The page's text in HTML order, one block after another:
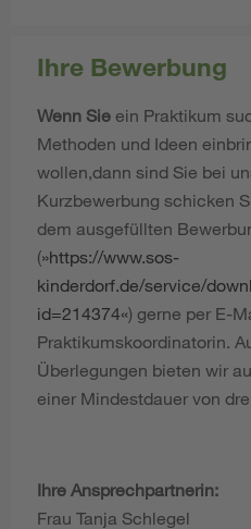
Ihre Bewerbung
Wenn Sie ein Praktikum
Methoden und Ideen
wollen,dann sind Sie bei
Kurzbewerbung schicken
dem ausgefüllten
( https://www.sos-
kinderdorf.de/service/
id=214374 ) gerne per E-
Praktikumskoordinatorin.
Überlegungen bieten wir
einer Mindestdauer von
Ihre Ansprechpartnerin:
Frau Tanja Schlegel